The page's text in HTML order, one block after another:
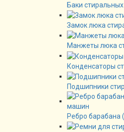
Баки
Замок люка
Манжеты люка
Конденсаторы
Подшипники
Ребро барабана